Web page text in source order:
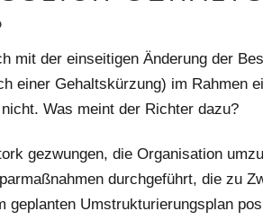
mit der einseitigen Änderung der
einer Gehaltskürzung) im Rahmen
Was meint der Richter dazu?
gezwungen, die Organisation
durchgeführt, die zu
geplanten Umstrukturierungsplan